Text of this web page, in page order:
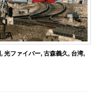
, 光ファイバー, 古森義久, 台湾,